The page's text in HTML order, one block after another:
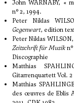
John WARNABY, «
n° 2, 1994.
Peter Niklas
Gegenwart, edition
Peter Niklas
Zeitschrift für Musik
Discographie
Matthias
Gitarrenquartett Vol. 2
Matthias
des œuvres de Eblis